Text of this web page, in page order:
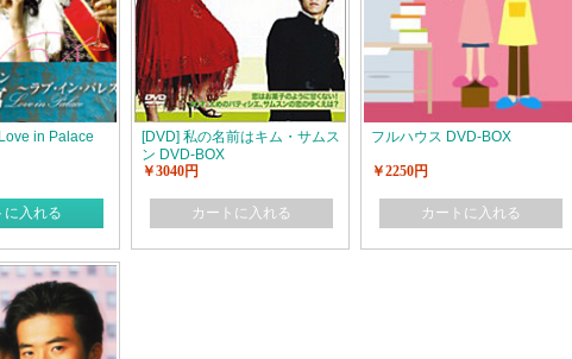
in Palace
に入れる
[DVD] 私の名前はキム・サムス
ン DVD-BOX
￥3040円
カートに入れる
フルハウス DVD-BOX
￥2250円
カートに入れる